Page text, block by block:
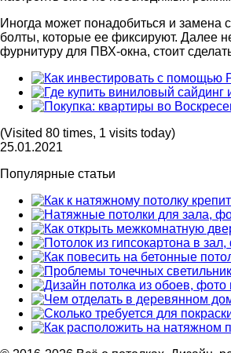
Иногда может понадобиться и замена
болты, которые ее фиксируют. Далее
фурнитуру для ПВХ-окна, стоит
(Visited 80 times, 1 visits today)
25.01.2021
Популярные статьи